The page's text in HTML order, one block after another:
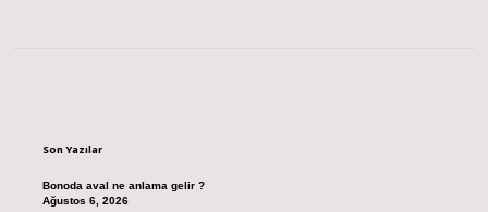
Son Yazılar
Bonoda aval ne anlama gelir ?
Ağustos 6, 2026